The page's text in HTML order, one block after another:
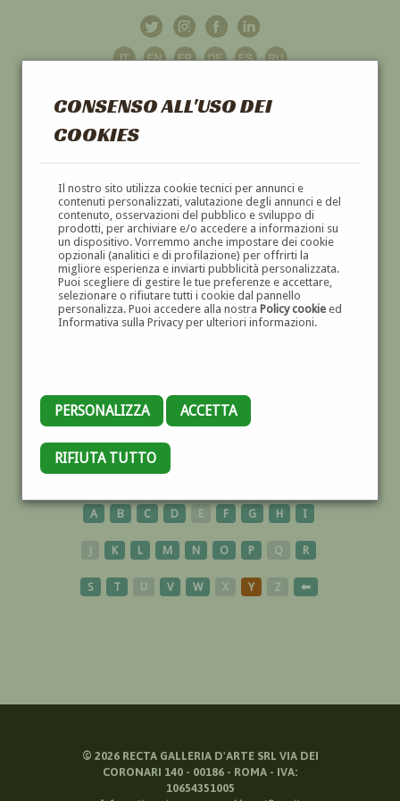
CONSENSO ALL'USO DEI
COOKIES
Il nostro sito utilizza cookie tecnici per annunci e
contenuti personalizzati, valutazione degli annunci e del
contenuto, osservazioni del pubblico e sviluppo di
prodotti, per archiviare e/o accedere a informazioni su
un dispositivo. Vorremmo anche impostare dei cookie
opzionali (analitici e di profilazione) per offrirti la
migliore esperienza e inviarti pubblicità personalizzata.
Puoi scegliere di gestire le tue preferenze e accettare,
selezionare o rifiutare tutti i cookie dal pannello
personalizza. Puoi accedere alla nostra Policy cookieed
Informativa sulla Privacy per ulteriori informazioni.
PERSONALIZZA ACCETTA
RIFIUTA TUTTO
GALLERIAD'ARTE
DIPINTI E SCULTURE '800 E '900
CARTELLONISTI
A B C D E F G H I
J K L M N O P Q R
S T U V W X Y Z ⬅
© 2026RECTA GALLERIA D'ARTE SRL VIA DEI
CORONARI 140 - 00186 - ROMA - IVA:
10654351005